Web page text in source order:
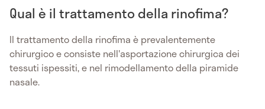
Qual è il trattamento della rinofima?
Il trattamento della rinofima è prevalentemente
chirurgico e consiste nell'asportazione chirurgica dei
tessuti ispessiti, e nel rimodellamento della piramide
nasale.